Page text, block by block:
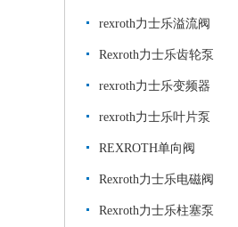
rexroth力士乐溢流阀
Rexroth力士乐齿轮泵
rexroth力士乐变频器
rexroth力士乐叶片泵
REXROTH单向阀
Rexroth力士乐电磁阀
Rexroth力士乐柱塞泵